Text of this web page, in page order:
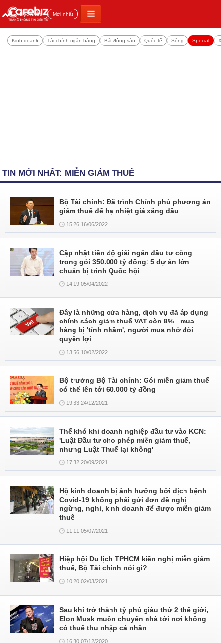
Đọc nhiều Mới nhất
Kinh doanh Tài chính ngân hàng Bất động sản Quốc tế Sống Special
TIN MỚI NHẤT: MIỄN GIẢM THUẾ
Bộ Tài chính: Đã trình Chính phủ phương án
giảm thuế để hạ nhiệt giá xăng dầu
15:26 16/06/2022
Cập nhật tiến độ giải ngân đầu tư công
trong gói 350.000 tỷ đồng: 5 dự án lớn
chuẩn bị trình Quốc hội
14:19 05/04/2022
Đây là những cửa hàng, dịch vụ đã áp dụng
chính sách giảm thuế VAT còn 8% - mua
hàng bị 'tính nhầm', người mua nhớ đòi
quyền lợi
13:56 10/02/2022
Bộ trưởng Bộ Tài chính: Gói miễn giảm thuế
có thể lên tới 60.000 tỷ đồng
19:33 24/12/2021
Thế khó khi doanh nghiệp đầu tư vào KCN:
'Luật Đầu tư cho phép miễn giảm thuế,
nhưng Luật Thuế lại không'
17:32 20/09/2021
Hộ kinh doanh bị ảnh hưởng bởi dịch bệnh
Covid-19 không phải gửi đơn đề nghị
ngừng, nghỉ, kinh doanh để được miễn giảm
thuế
11:11 05/07/2021
Hiệp hội Du lịch TPHCM kiến nghị miễn giảm
thuế, Bộ Tài chính nói gì?
10:20 02/03/2021
Sau khi trở thành tỷ phú giàu thứ 2 thế giới,
Elon Musk muốn chuyển nhà tới nơi không
có thuế thu nhập cá nhân
16:30 07/12/2020